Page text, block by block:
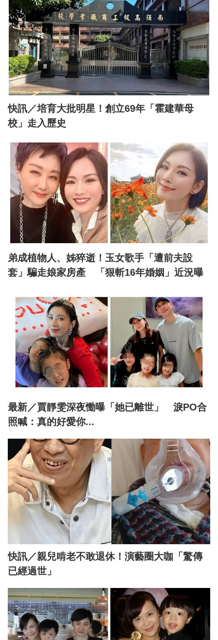
快訊／培育大批明星！創立69年「霍建華母
校」走入歷史
弟成植物人、姊猝逝！玉女歌手「遭前夫設
套」騙走娘家房產 「狠斬16年婚姻」近況曝
最新／賈靜雯深夜慟曝「她已離世」 淚PO合
照喊：真的好愛你...
快訊／親兒啃老不敢退休！演藝圈大咖「驚傳
已經過世」